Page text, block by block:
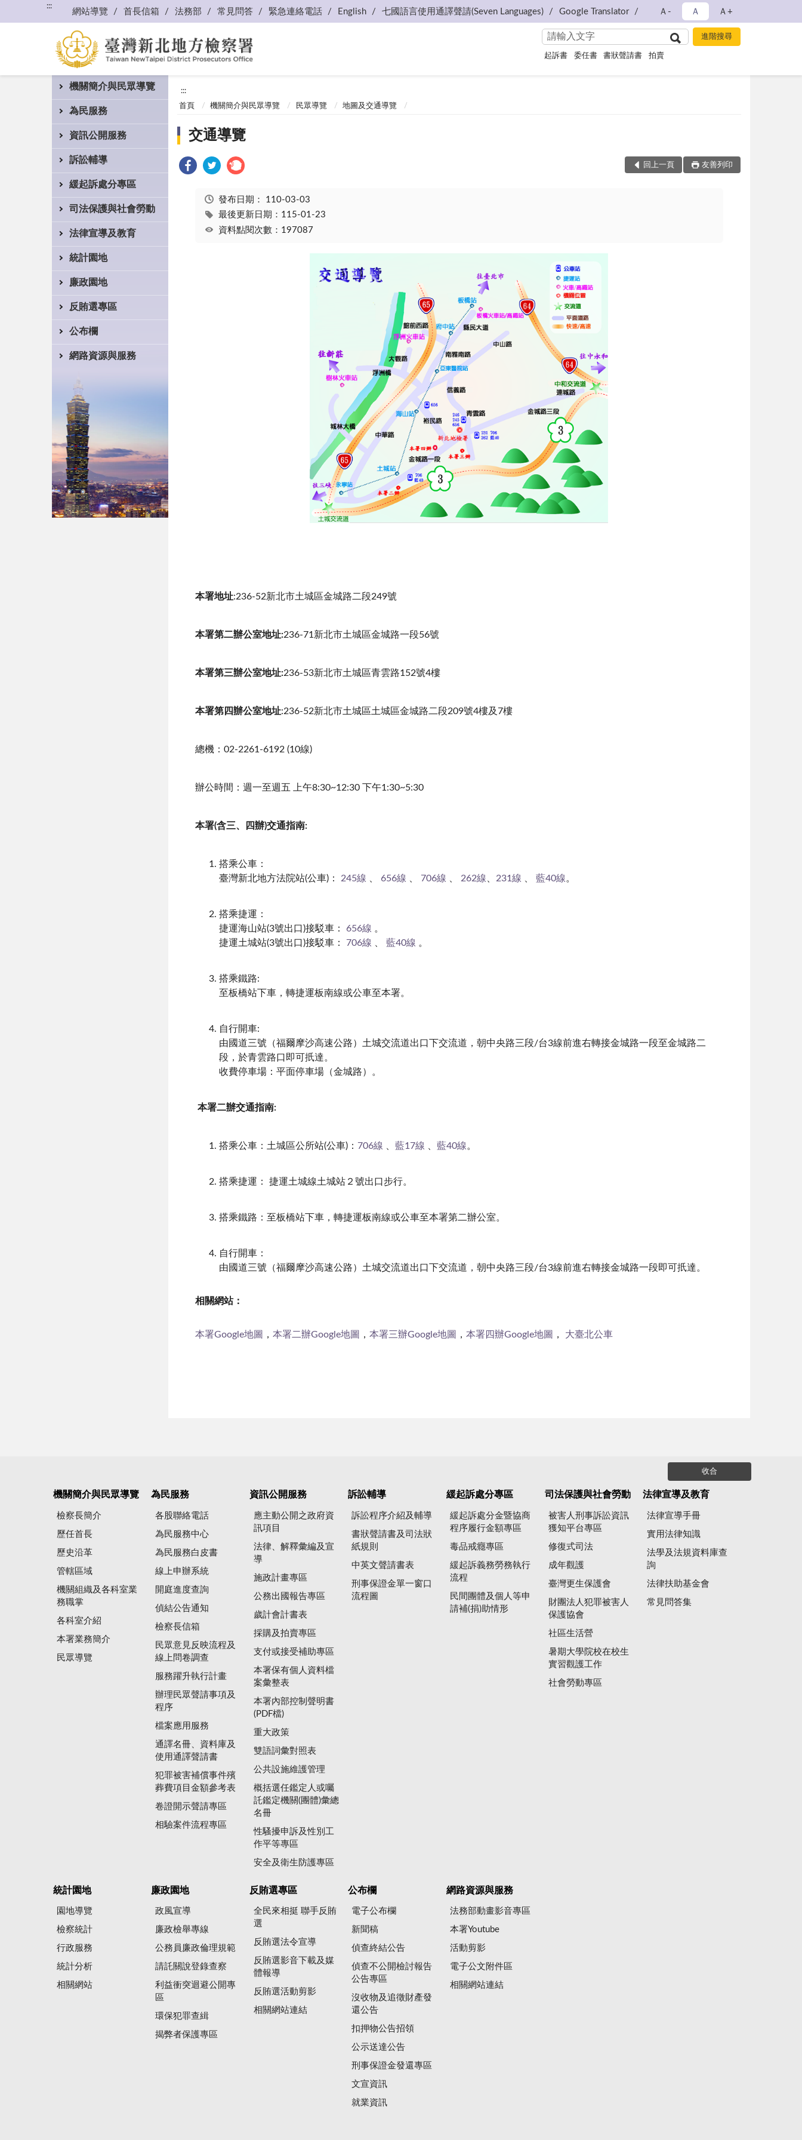
:::
網站導覽 首長信箱 法務部 常見問答 緊急連絡電話 English 七國語言使用通譯聲請(Seven Languages) Google Translator Ａ- Ａ Ａ+
起訴書 委任書 書狀聲請書 拍賣
機關簡介與民眾導覽
為民服務
資訊公開服務
訴訟輔導
緩起訴處分專區
司法保護與社會勞動
法律宣導及教育
統計園地
廉政園地
反賄選專區
公布欄
網路資源與服務
:::
首頁 機關簡介與民眾導覽 民眾導覽 地圖及交通導覽
交通導覽
回上一頁 友善列印
發布日期： 110-03-03
最後更新日期：115-01-23
資料點閱次數：197087
本署地址:236-52新北市土城區金城路二段249號
本署第二辦公室地址:236-71新北市土城區金城路一段56號
本署第三辦公室地址:236-53新北市土城區青雲路152號4樓
本署第四辦公室地址:236-52新北市土城區土城區金城路二段209號4樓及7樓
總機：02-2261-6192 (10線)
辦公時間：週一至週五 上午8:30~12:30 下午1:30~5:30
本署(含三、四辦)交通指南:
搭乘公車：
臺灣新北地方法院站(公車)： 245線 656線 706線 262線 231線 藍40線。
搭乘捷運：
捷運海山站(3號出口)接駁車： 656線 。
捷運土城站(3號出口)接駁車： 706線 藍40線 。
搭乘鐵路:
至板橋站下車，轉捷運板南線或公車至本署。
自行開車:
由國道三號（福爾摩沙高速公路）土城交流道出口下交流道，朝中央路三段/台3線前進右轉接金城路一段至金城路二
段，於青雲路口即可扺達。
收費停車場：平面停車場（金城路）
。
本署二辦交通指南:
搭乘公車：土城區公所站(公車)： 706線 藍17線 藍40線。
搭乘捷運： 捷運土城線土城站２號出口步行。
搭乘鐵路：至板橋站下車，轉捷運板南線或公車至本署第二辦公室。
自行開車：
由國道三號（福爾摩沙高速公路）土城交流道出口下交流道，朝中央路三段/台3線前進右轉接金城路一段即可扺達。
相關網站：
本署Google地圖 ， 本署二辦Google地圖 ， 本署三辦Google地圖 ， 本署四辦Google地圖 ， 大臺北公車
收合
機關簡介與民眾導覽
檢察長簡介
歷任首長
歷史沿革
管轄區域
機關組織及各科室業
務職掌
各科室介紹
本署業務簡介
民眾導覽
為民服務
各股聯絡電話
為民服務中心
為民服務白皮書
線上申辦系統
開庭進度查詢
偵結公告通知
檢察長信箱
民眾意見反映流程及
線上問卷調查
服務躍升執行計畫
辦理民眾聲請事項及
程序
檔案應用服務
通譯名冊、資料庫及
使用通譯聲請書
犯罪被害補償事件殯
葬費項目金額參考表
卷證開示聲請專區
相驗案件流程專區
資訊公開服務
應主動公開之政府資
訊項目
法律、解釋彙編及宣
導
施政計畫專區
公務出國報告專區
歲計會計書表
採購及拍賣專區
支付或接受補助專區
本署保有個人資料檔
案彙整表
本署內部控制聲明書
(PDF檔)
重大政策
雙語詞彙對照表
公共設施維護管理
概括選任鑑定人或囑
託鑑定機關(團體)彙總
名冊
性騷擾申訴及性別工
作平等專區
安全及衛生防護專區
訴訟輔導
訴訟程序介紹及輔導
書狀聲請書及司法狀
紙規則
中英文聲請書表
刑事保證金單一窗口
流程圖
緩起訴處分專區
緩起訴處分金暨協商
程序履行金額專區
毒品戒癮專區
緩起訴義務勞務執行
流程
民間團體及個人等申
請補(捐)助情形
司法保護與社會勞動
被害人刑事訴訟資訊
獲知平台專區
修復式司法
成年觀護
臺灣更生保護會
財團法人犯罪被害人
保護協會
社區生活營
暑期大學院校在校生
實習觀護工作
社會勞動專區
法律宣導及教育
法律宣導手冊
實用法律知識
法學及法規資料庫查
詢
法律扶助基金會
常見問答集
統計園地
園地導覽
檢察統計
行政服務
統計分析
相關網站
廉政園地
政風宣導
廉政檢舉專線
公務員廉政倫理規範
請託關說登錄查察
利益衝突迴避公開專
區
環保犯罪查緝
揭弊者保護專區
反賄選專區
全民來相挺 聯手反賄
選
反賄選法令宣導
反賄選影音下載及媒
體報導
反賄選活動剪影
相關網站連結
公布欄
電子公布欄
新聞稿
偵查終結公告
偵查不公開檢討報告
公告專區
沒收物及追徵財產發
還公告
扣押物公告招領
公示送達公告
刑事保證金發還專區
文宣資訊
就業資訊
網路資源與服務
法務部動畫影音專區
本署Youtube
活動剪影
電子公文附件區
相關網站連結